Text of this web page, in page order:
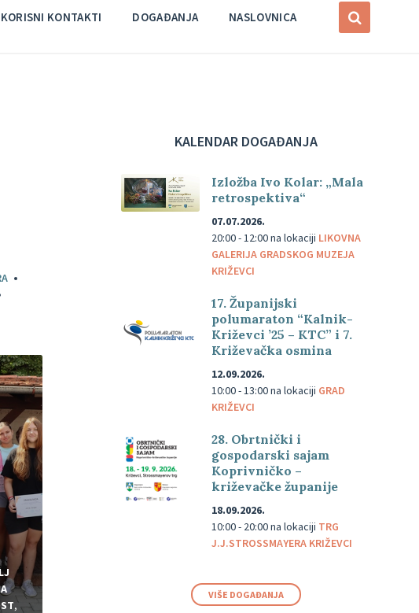
KORISNI KONTAKTI DOGAĐANJA NASLOVNICA
,
KALENDAR DOGAĐANJA
Izložba Ivo Kolar: „Mala
retrospektiva“
07.07.2026.
20:00 - 12:00na lokaciji LIKOVNA
GALERIJA GRADSKOG MUZEJA
KRIŽEVCI
17. Županijski
polumaraton “Kalnik-
Križevci ’25 – KTC” i 7.
Križevačka osmina
12.09.2026.
10:00 - 13:00na lokaciji GRAD
KRIŽEVCI
28. Obrtnički i
gospodarski sajam
Koprivničko –
križevačke županije
18.09.2026.
10:00 - 20:00na lokaciji TRG
J.J.STROSSMAYERA KRIŽEVCI
VIŠE DOGAĐANJA